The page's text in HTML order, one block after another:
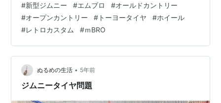
たのでそこに絞り込み。 Yahoo!も楽天も同じショップが
ホイールを販売していたけど、 普段から楽天で購入する
ことが多いので今回は楽天で。 ふむふむ、 ショップ評価
も良い。 けど万単位のお買い物となると数日はポチれな
いチキン野郎。。 ポチるまで１週間かかった！！！！泣
どきどきしな…
#新型ジムニー #エムブロ #オールドカントリー
#オープンカントリー # トーヨータイヤ #ホイール
#レトロカスタム #ｍBRO
ぬるめの生活 • 5年前
ジムニータイヤ問題